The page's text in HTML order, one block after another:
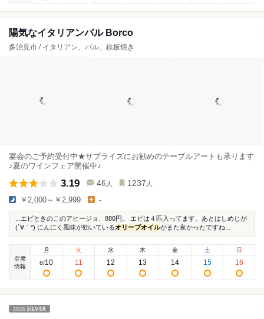
陽気なイタリアンバル Borco
多治見市 / イタリアン、バル、鉄板焼き
宴会のご予約受付中★サプライズにお勧めのテーブルアートも承ります
♪夏のワインフェア開催中♪
3.19 46 人 1237 人
￥2,000～￥2,999 -
...エビときのこのアヒージョ、880円。 エビは４匹入ってます、あとはしめじが
(´∀｀*) にんにく風味が効いているオリーブオイルがまた良かったですね...
空席
情報
月
8/10
火
11
水
12
木
13
金
14
土
15
日
16